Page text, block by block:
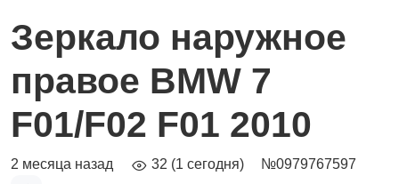
Зеркало наружное
правое BMW 7
F01/F02 F01 2010
2 месяца назад 32 (1 сегодня) №0979767597